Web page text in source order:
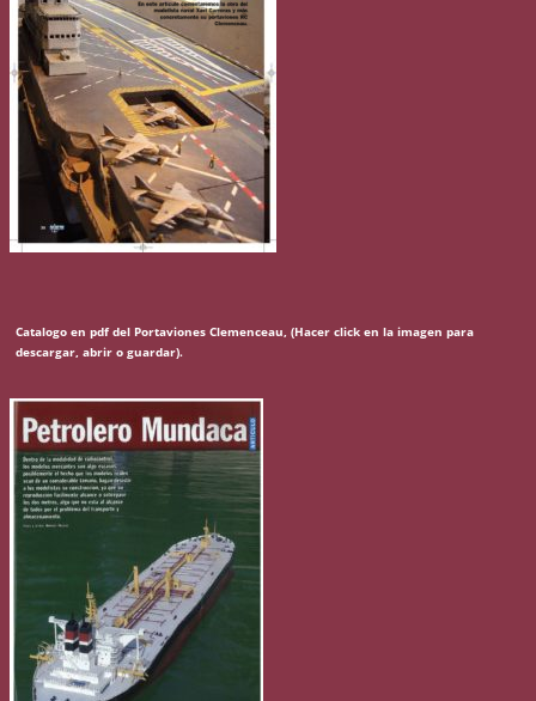
Catalogo en pdf del Portaviones Clemenceau, (Hacer click en la imagen para
descargar, abrir o guardar).